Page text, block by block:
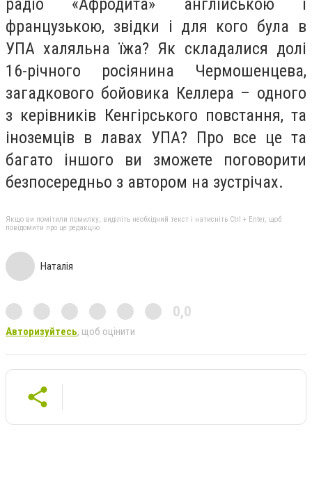
радіо «Афродита» англійською і
французькою, звідки і для кого була в
УПА халяльна їжа? Як складалися долі
16-річного росіянина Чермошенцева,
загадкового бойовика Келлера – одного
з керівників Кенгірського повстання, та
іноземців в лавах УПА? Про все це та
багато іншого ви зможете поговорити
безпосередньо з автором на зустрічах.
Якщо ви помітили помилку, виділіть необхідний текст і натисніть Ctrl + Enter, щоб
повідомити про це редакцію
Наталія
0,0
Авторизуйтесь, щоб оцінити